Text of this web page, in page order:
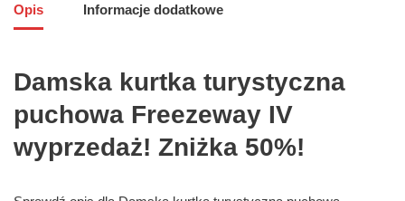
Opis Informacje dodatkowe
Damska kurtka turystyczna
puchowa Freezeway IV
wyprzedaż! Zniżka 50%!